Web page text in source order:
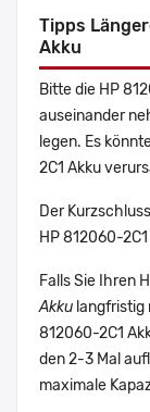
Tipps
Akku
Bitte die HP
auseinander
legen. Es
2C1 Akku
Der
HP 812060-
Falls Sie Ihren
Akku langfristig
812060-2C1
den 2-3 Mal
maximale